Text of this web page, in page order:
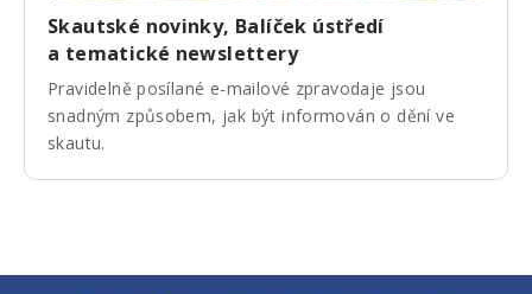
Skautské novinky, Balíček ústředí
a tematické newslettery
Pravidelně posílané e-mailové zpravodaje jsou
snadným způsobem, jak být informován o dění ve
skautu.